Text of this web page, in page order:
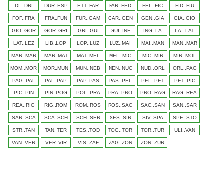
DI ..DRI DUR..ESP ETT..FAR FAR..FED FEL..FIC FID..FIU
FOF..FRA FRA..FUN FUR..GAM GAR..GEN GEN..GIA GIA..GIO
GIO..GOR GOR..GRI GRI..GUI GUI..INF ING..LA LA ..LAT
LAT..LEZ LIB..LOP LOP..LUZ LUZ..MAI MAI..MAN MAN..MAR
MAR..MAR MAR..MAT MAT..MEL MEL..MIC MIC..MIR MIR..MOL
MOM..MOR MOR..MUN MUN..NEB NEN..NUC NUD..ORL ORL..PAG
PAG..PAL PAL..PAP PAP..PAS PAS..PEL PEL..PET PET..PIC
PIC..PIN PIN..POG POL..PRA PRA..PRO PRO..RAG RAG..REA
REA..RIG RIG..ROM ROM..ROS ROS..SAC SAC..SAN SAN..SAR
SAR..SCA SCA..SCH SCH..SER SES..SIR SIV..SPA SPE..STO
STR..TAN TAN..TER TES..TOD TOG..TOR TOR..TUR ULI..VAN
VAN..VER VER..VIR VIS..ZAF ZAG..ZON ZON..ZUR